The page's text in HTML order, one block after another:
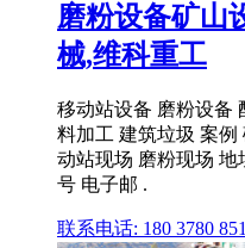
磨粉设备矿山
械,维科重工
移动站设备 磨粉设备
料加工 建筑垃圾 案例
动站现场 磨粉现场 地
号 电子邮 .
联系电话: 180 3780